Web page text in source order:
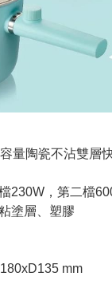
量陶瓷不沾雙層
230W，第二檔
塗層、塑膠
mm